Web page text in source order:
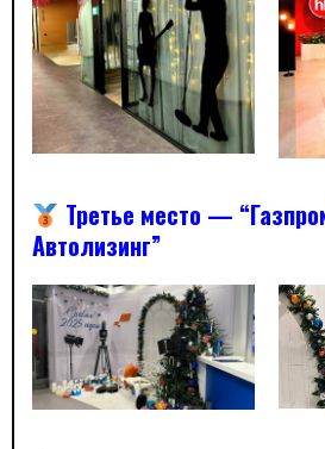
Третье место — “
Автолизинг”